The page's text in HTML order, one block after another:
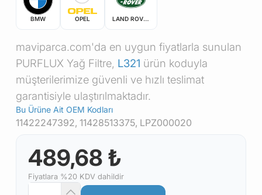
BMW OPEL LAND ROVER
maviparca.com'da en uygun fiyatlarla sunulan
PURFLUX Yağ Filtre, L321 ürün koduyla
müşterilerimize güvenli ve hızlı teslimat
garantisiyle ulaştırılmaktadır.
Bu Ürüne Ait OEM Kodları
11422247392, 11428513375, LPZ000020
489,68 ₺
Fiyatlara %20 KDV dahildir